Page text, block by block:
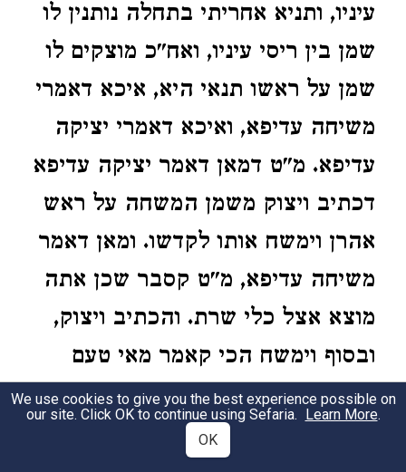
עיניו, ותניא אחריתי בתחלה נותנין לו
שמן בין ריסי עיניו, ואח"כ מוצקים לו
שמן על ראשו תנאי היא, איכא דאמרי
משיחה עדיפא, ואיכא דאמרי יציקה
עדיפא. מ"ט דמאן דאמר יציקה עדיפא
דכתיב ויצוק משמן המשחה על ראש
אהרן וימשח אותו לקדשו. ומאן דאמר
משיחה עדיפא, מ"ט קסבר שכן אתה
מוצא אצל כלי שרת. והכתיב ויצוק,
ובסוף וימשח הכי קאמר מאי טעם
ויצוק משום דוימשח.
We use cookies to give you the best experience possible on
our site. Click OK to continue using Sefaria. Learn More.
OK